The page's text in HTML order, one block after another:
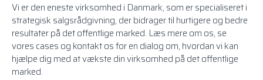
Vi er den eneste virksomhed i Danmark, som er specialiseret i
strategisk salgsrådgivning, der bidrager til hurtigere og bedre
resultater på det offentlige marked. Læs mere om os, se
vores cases og kontakt osfor en dialog om, hvordan vi kan
hjælpe dig med at vækste din virksomhed på det offentlige
marked.